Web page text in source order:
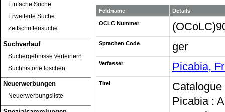
Einfache Suche
Erweiterte Suche
Zeitschriftensuche
Suchverlauf
Suchergebnisse verfeinern
Suchhistorie löschen
Neuerwerbungen
Neuerwerbungsliste
Feldname Details
OCLC Nummer
Sprachen Code ger
Verfasser Picabia,
Titel
Picabia :